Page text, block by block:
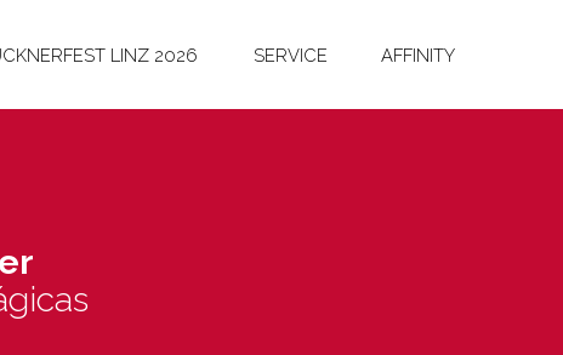
LINZ 2026 SERVICE AFFINITY